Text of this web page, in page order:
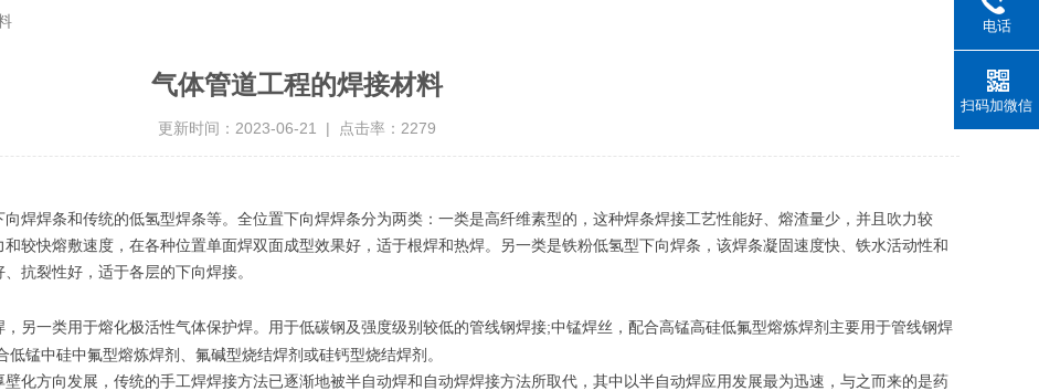
气体管道工程的焊接材料
更新时间：2023-06-21 | 点击率：2279
焊条和传统的低氢型焊条等。全位置下向焊焊条分为两类：一类是高纤维素型的，这种焊条焊接工艺性能好、熔渣量少，并且吹力较
较快熔敷速度，在各种位置单面焊双面成型效果好，适于根焊和热焊。另一类是铁粉低氢型下向焊条，该焊条凝固速度快、铁水活动性和
抗裂性好，适于各层的下向焊接。
一类用于熔化极活性气体保护焊。用于低碳钢及强度级别较低的管线钢焊接;中锰焊丝，配合高锰高硅低氟型熔炼焊剂主要用于管线钢焊
低锰中硅中氟型熔炼焊剂、氟碱型烧结焊剂或硅钙型烧结焊剂。
方向发展，传统的手工焊焊接方法已逐渐地被半自动焊和自动焊焊接方法所取代，其中以半自动焊应用发展最为迅速，与之而来的是药
电话
扫码加微信